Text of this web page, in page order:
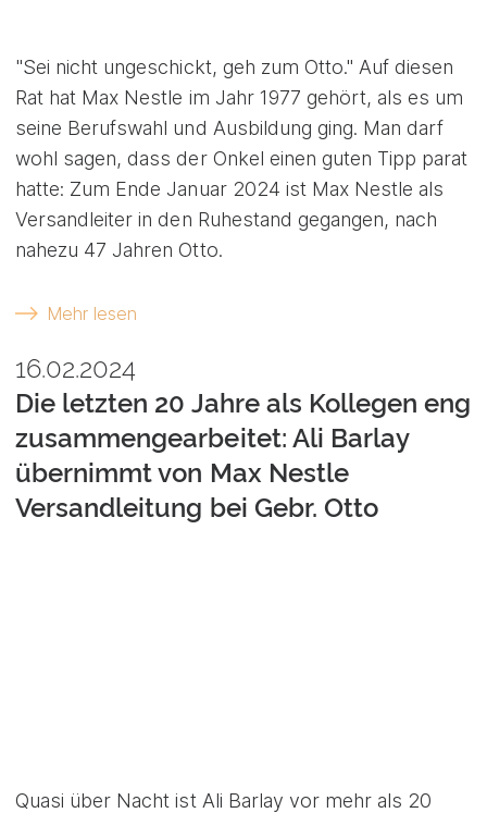
"Sei nicht ungeschickt, geh zum Otto." Auf diesen
Rat hat Max Nestle im Jahr 1977 gehört, als es um
seine Berufswahl und Ausbildung ging. Man darf
wohl sagen, dass der Onkel einen guten Tipp parat
hatte: Zum Ende Januar 2024 ist Max Nestle als
Versandleiter in den Ruhestand gegangen, nach
nahezu 47 Jahren Otto.
Mehr lesen
16.02.2024
Die letzten 20 Jahre als Kollegen eng
zusammengearbeitet: Ali Barlay
übernimmt von Max Nestle
Versandleitung bei Gebr. Otto
Quasi über Nacht ist Ali Barlay vor mehr als 20